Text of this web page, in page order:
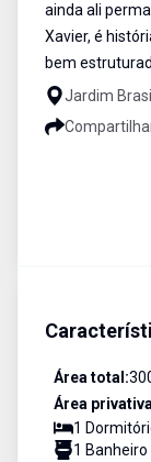
ainda ali
Xavier, é
bem
Jardim
Área total:
Área
1
1 Banheiro